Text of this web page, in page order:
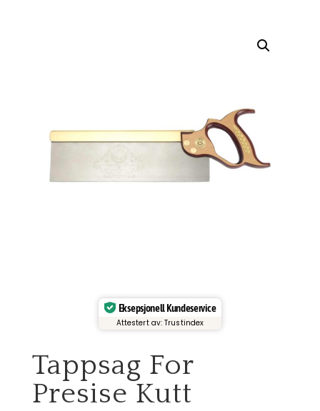
Eksepsjonell Kundeservice
Attestert av: Trustindex
Tappsag For
Presise Kutt